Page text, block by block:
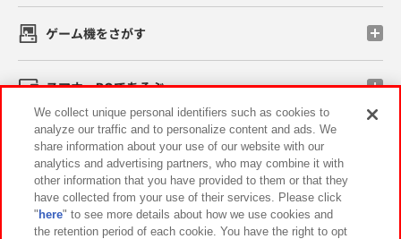
ゲーム機をさがす
スマホ・PCであそぶ
イベント・キャンペーン
関連会社 サステナビリティ サイトポリシー
We collect unique personal identifiers such as cookies to
analyze our traffic and to personalize content and ads. We
share information about your use of our website with our
analytics and advertising partners, who may combine it with
other information that you have provided to them or that they
have collected from your use of their services. Please click
" here" to see more details about how we use cookies and
the retention period of each cookie. You have the right to opt